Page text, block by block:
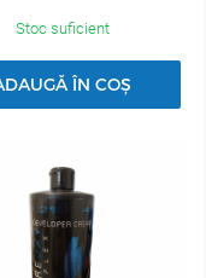
Stoc suficient
ÎN COȘ